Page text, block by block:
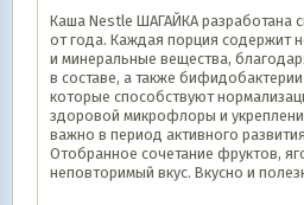
Каша Nestle ШАГАЙКА разработана
от года. Каждая порция содержит
и минеральные вещества,
в составе, а также
которые способствуют
здоровой микрофлоры и
важно в период активного
Отобранное сочетание фруктов,
неповторимый вкус. Вкусно и